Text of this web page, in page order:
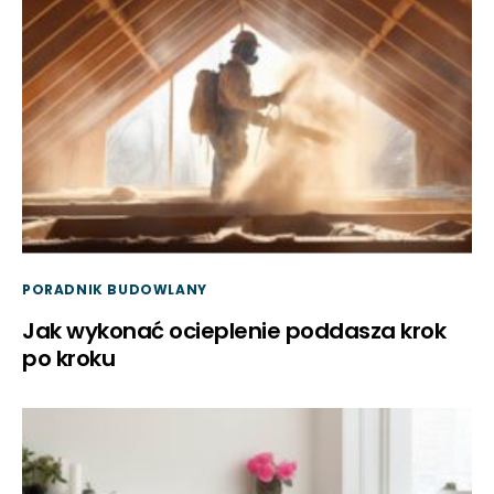
PORADNIK BUDOWLANY
Jak wykonać ocieplenie poddasza krok
po kroku